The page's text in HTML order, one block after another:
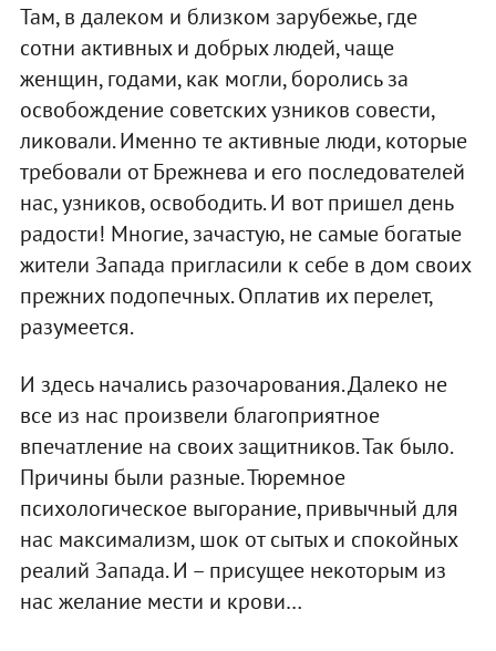
Там, в далеком и близком зарубежье, где
сотни активных и добрых людей, чаще
женщин, годами, как могли, боролись за
освобождение советских узников совести,
ликовали. Именно те активные люди, которые
требовали от Брежнева и его последователей
нас, узников, освободить. И вот пришел день
радости! Многие, зачастую, не самые богатые
жители Запада пригласили к себе в дом своих
прежних подопечных. Оплатив их перелет,
разумеется.
И здесь начались разочарования. Далеко не
все из нас произвели благоприятное
впечатление на своих защитников. Так было.
Причины были разные. Тюремное
психологическое выгорание, привычный для
нас максимализм, шок от сытых и спокойных
реалий Запада. И – присущее некоторым из
нас желание мести и крови…